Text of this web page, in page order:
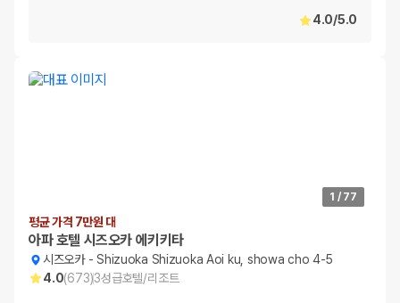
4.0/5.0
1 / 77
평균 가격 7만원 대
아파 호텔 시즈오카 에키키타
시즈오카- Shizuoka Shizuoka Aoi ku, showa cho 4-5
4.0(673)3성급호텔/리조트